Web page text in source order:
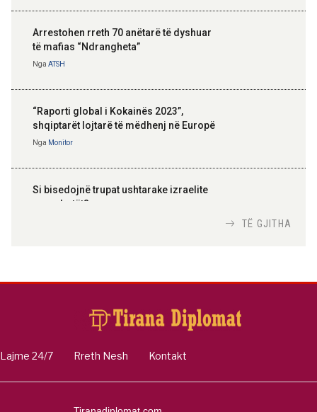
Arrestohen rreth 70 anëtarë të dyshuar
të mafias “Ndrangheta”
Nga ATSH
“Raporti global i Kokainës 2023”,
shqiptarët lojtarë të mëdhenj në Europë
Nga Monitor
Si bisedojnë trupat ushtarake izraelite
me robotët?
inteligjente izraelite
TË GJITHA
Lajme 24/7 Rreth Nesh Kontakt